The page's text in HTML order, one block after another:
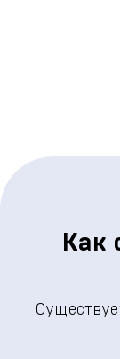
Как